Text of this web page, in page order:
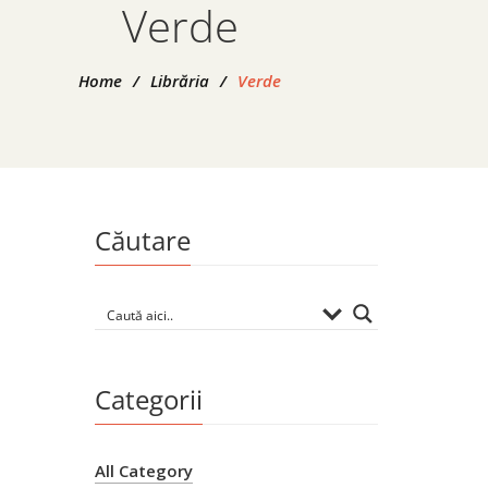
Verde
Home / Librăria / Verde
Căutare
Categorii
All Category